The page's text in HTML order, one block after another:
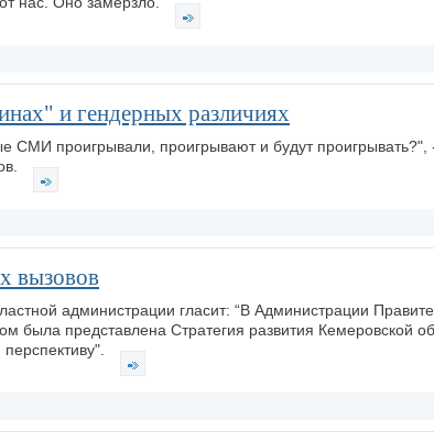
и гендерных различиях
СМИ проигрывали, проигрывают и будут проигрывать?",
вызовов
администрации гласит: “В Администрации
была представлена Стратегия развития Кемеровской